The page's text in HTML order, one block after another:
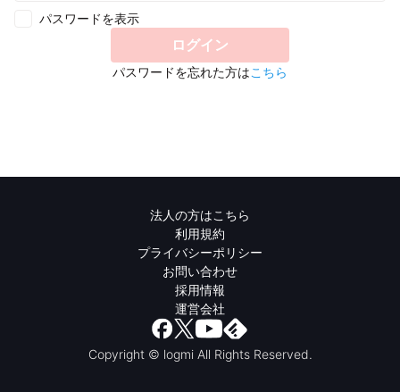
パスワードを表示
ログイン
パスワードを忘れた方はこちら
法人の方はこちら
利用規約
プライバシーポリシー
お問い合わせ
採用情報
運営会社
Copyright © logmi All Rights Reserved.